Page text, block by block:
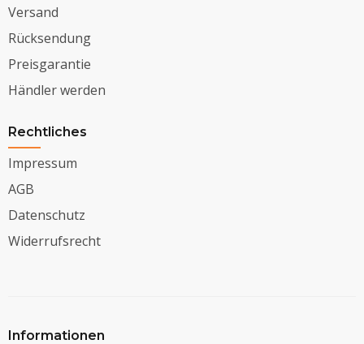
Versand
Rücksendung
Preisgarantie
Händler werden
Rechtliches
Impressum
AGB
Datenschutz
Widerrufsrecht
Informationen